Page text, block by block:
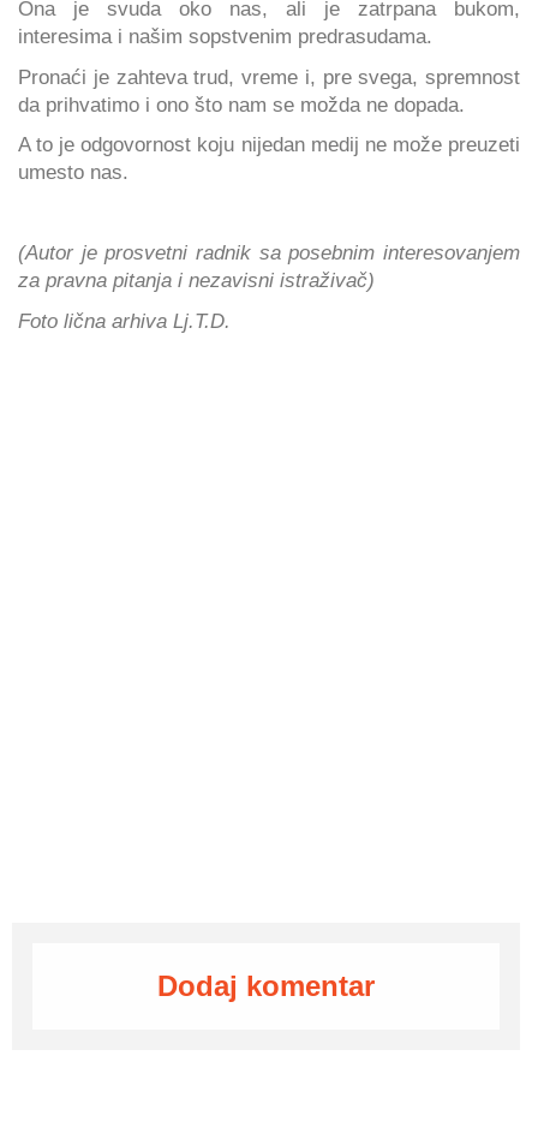
Ona je svuda oko nas, ali je zatrpana bukom,
interesima i našim sopstvenim predrasudama.
Pronaći je zahteva trud, vreme i, pre svega, spremnost
da prihvatimo i ono što nam se možda ne dopada.
A to je odgovornost koju nijedan medij ne može preuzeti
umesto nas.
(Autor je prosvetni radnik sa posebnim interesovanjem
za pravna pitanja i nezavisni istraživač)
Foto lična arhiva Lj.T.D.
Dodaj komentar